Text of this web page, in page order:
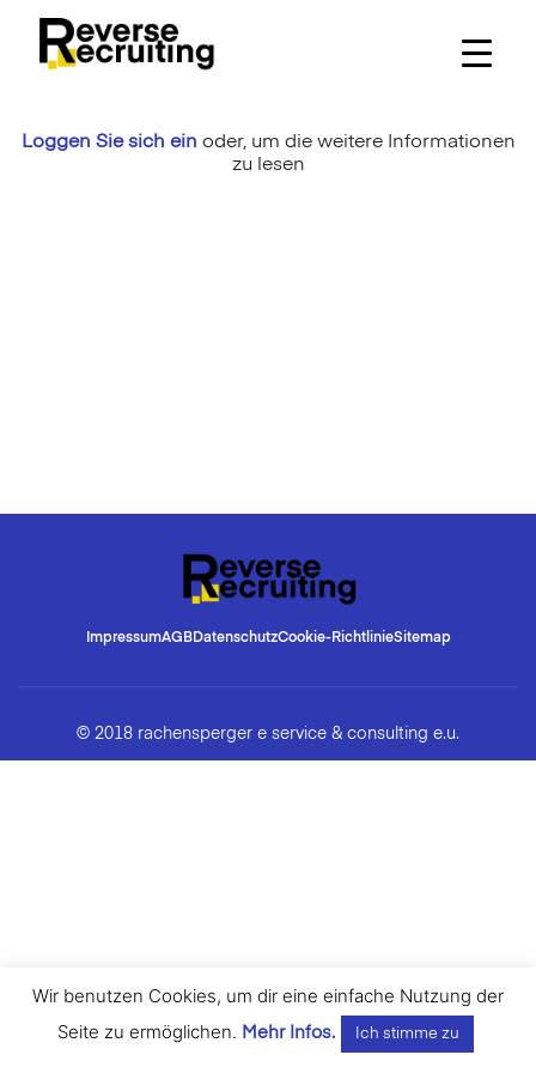
content
Loggen Sie sich ein oder, um die weitere Informationen
zu lesen
ImpressumAGBDatenschutzCookie-RichtlinieSitemap
© 2018 rachensperger e service & consulting e.u.
Wir benutzen Cookies, um dir eine einfache Nutzung der
Seite zu ermöglichen. Mehr Infos. Ich stimme zu